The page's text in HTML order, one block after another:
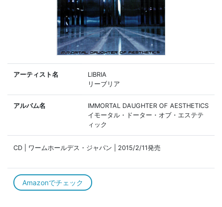
アーティスト名
LIBRIA
リーブリア
アルバム名
IMMORTAL DAUGHTER OF AESTHETICS
イモータル・ドーター・オブ・エステテ
ィック
CD | ワームホールデス・ジャパン | 2015/2/11発売
Amazonでチェック